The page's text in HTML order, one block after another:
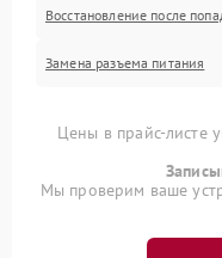
Восстановление после
Замена разъема питания
Цены в прайс-листе
Мы проверим ваше